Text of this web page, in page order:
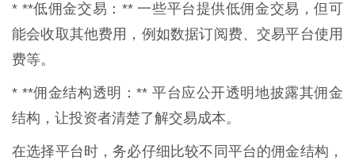
* **低佣金交易：** 一些平台提供低佣金交易，但可
能会收取其他费用，例如数据订阅费、交易平台使用
费等。
* **佣金结构透明：** 平台应公开透明地披露其佣金
结构，让投资者清楚了解交易成本。
在选择平台时，务必仔细比较不同平台的佣金结构，